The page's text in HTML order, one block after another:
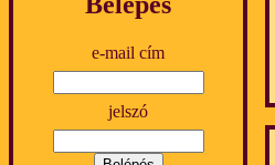
e-mail cím
jelszó